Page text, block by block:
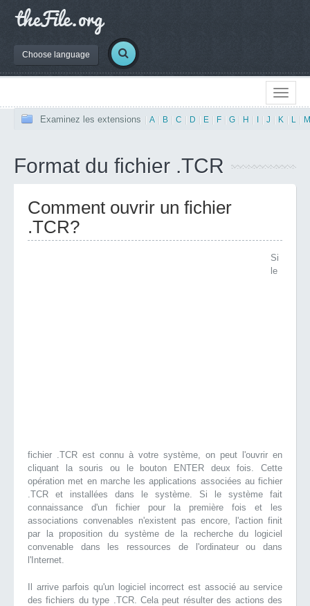
Choose language
Examinez les extensions A B C D E F G H J K L M
Format du fichier .TCR
Comment ouvrir un fichier
.TCR?
Si
le
fichier .TCR est connu à votre système, on peut l'ouvrir en
cliquant la souris ou le bouton ENTER deux fois. Cette
opération met en marche les applications associées au fichier
.TCR et installées dans le système. Si le système fait
connaissance d'un fichier pour la première fois et les
associations convenables n'existent pas encore, l'action finit
par la proposition du système de la recherche du logiciel
convenable dans les ressources de l'ordinateur ou dans
l'Internet.
Il arrive parfois qu'un logiciel incorrect est associé au service
des fichiers du type .TCR. Cela peut résulter des actions des